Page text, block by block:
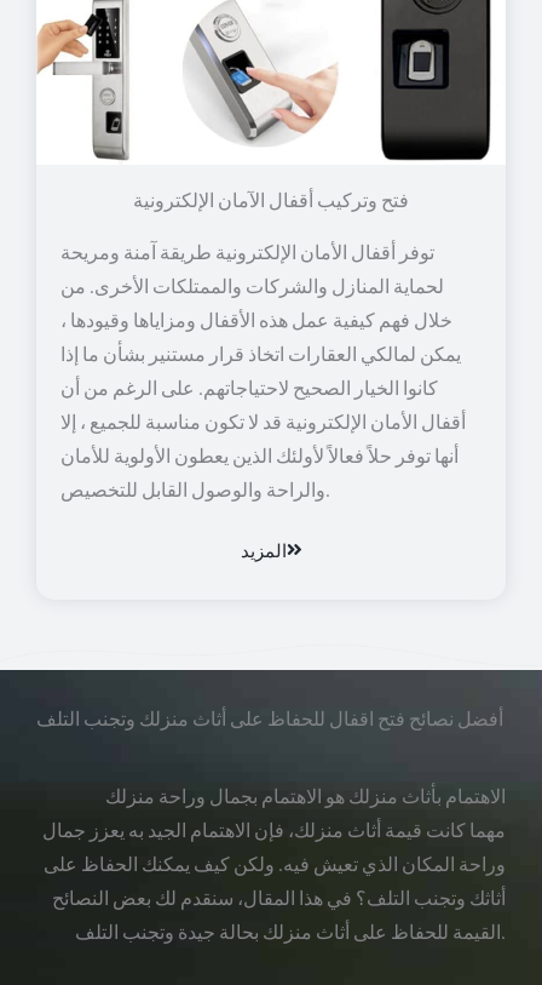
توفر أقفال الأمان الإلكترونية طريقة آمنة ومريحة
لحماية المنازل والشركات والممتلكات الأخرى. من
خلال فهم كيفية عمل هذه الأقفال ومزاياها وقيودها ،
يمكن لمالكي العقارات اتخاذ قرار مستنير بشأن ما إذا
كانوا الخيار الصحيح لاحتياجاتهم. على الرغم من أن
أقفال الأمان الإلكترونية قد لا تكون مناسبة للجميع ، إلا
أنها توفر حلاً فعالاً لأولئك الذين يعطون الأولوية للأمان
والراحة والوصول القابل للتخصيص.
المزيد
أفضل نصائح فتح اقفال للحفاظ على أثاث منزلك وتجنب التلف
الاهتمام بأثاث منزلك هو الاهتمام بجمال وراحة منزلك
مهما كانت قيمة أثاث منزلك، فإن الاهتمام الجيد به يعزز جمال
وراحة المكان الذي تعيش فيه. ولكن كيف يمكنك الحفاظ على
أثاثك وتجنب التلف؟ في هذا المقال، سنقدم لك بعض النصائح
القيمة للحفاظ على أثاث منزلك بحالة جيدة وتجنب التلف.